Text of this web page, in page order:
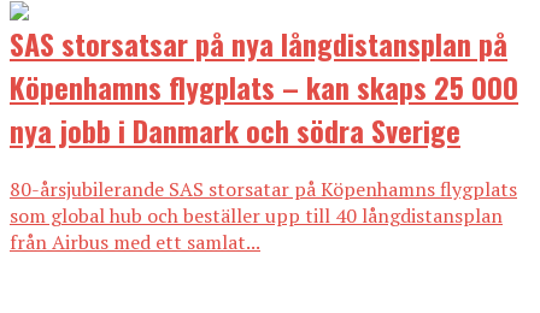
SAS storsatsar på nya långdistansplan på
Köpenhamns flygplats – kan skaps 25 000
nya jobb i Danmark och södra Sverige
80-årsjubilerande SAS storsatar på Köpenhamns flygplats
som global hub och beställer upp till 40 långdistansplan
från Airbus med ett samlat...